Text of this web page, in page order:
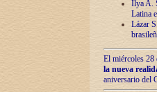
Ilya A.
Latina
Lázar
El miércoles 28
la nueva
aniversario del